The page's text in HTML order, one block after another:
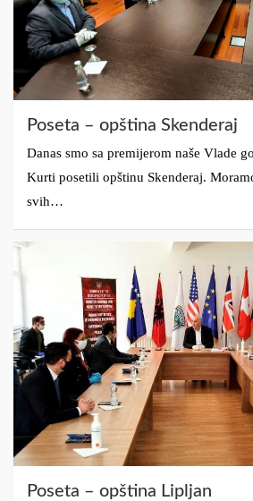
Poseta – opština Skenderaj
Danas smo sa premijerom naše Vlade
Kurti posetili opštinu Skenderaj.
svih…
Poseta – opština Lipljan